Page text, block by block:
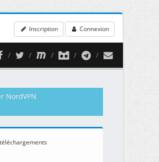
Inscription Connexion
NordVPN